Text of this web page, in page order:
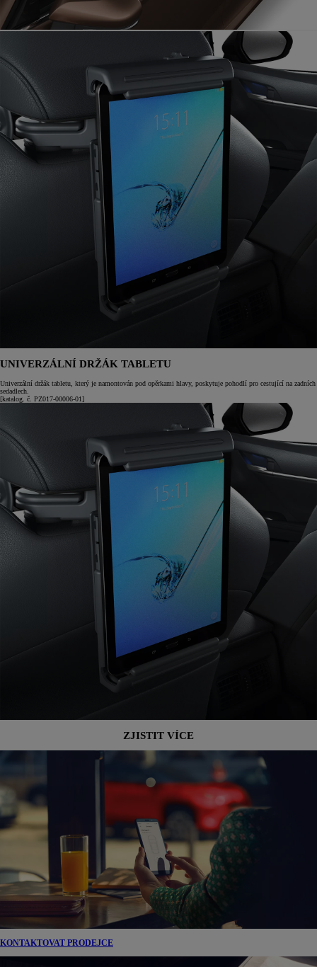
UNIVERZÁLNÍ DRŽÁK TABLETU
Univerzální držák tabletu, který je namontován pod opěrkami hlavy, poskytuje pohodlí pro cestující na zadních
sedadlech.
[katalog. č. PZ017-00006-01]
ZJISTIT VÍCE
KONTAKTOVAT PRODEJCE